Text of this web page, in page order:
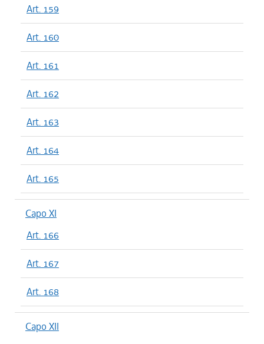
Art. 159
Art. 160
Art. 161
Art. 162
Art. 163
Art. 164
Art. 165
Capo XI
Art. 166
Art. 167
Art. 168
Capo XII